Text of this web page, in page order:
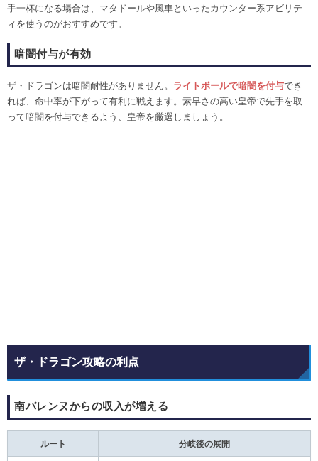
手一杯になる場合は、マタドールや風車といったカウンター系アビリテ
ィを使うのがおすすめです。
暗闇付与が有効
ザ・ドラゴンは暗闇耐性がありません。 ライトボールで暗闇を付与でき
れば、命中率が下がって有利に戦えます。素早さの高い皇帝で先手を取
って暗闇を付与できるよう、皇帝を厳選しましょう。
ザ・ドラゴン攻略の利点
南バレンヌからの収入が増える
ルート 分岐後の展開